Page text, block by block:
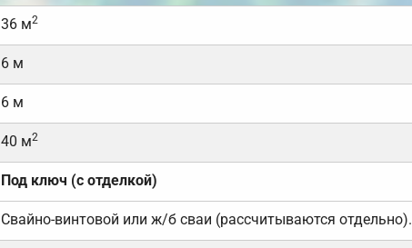
36 м2
6 м
6 м
40 м2
Под ключ (с отделкой)
Свайно-винтовой или ж/б сваи (рассчитываются отдельно).